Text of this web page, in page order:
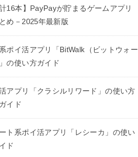
計16本】PayPayが貯まるゲームアプリ
め－2025年最新版
ポイ活アプリ「BitWalk（ビットウォー
の使い方ガイド
アプリ「クラシルリワード」の使い方
イド
ト系ポイ活アプリ「レシーカ」の使い
ド